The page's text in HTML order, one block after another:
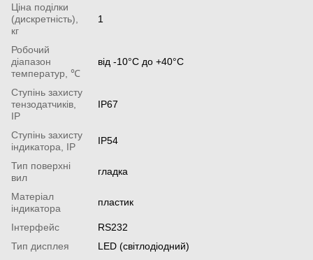
Ціна поділки
(дискретність),
кг
1
Робочий
діапазон
температур, ℃
від -10°С до +40°С
Ступінь захисту
тензодатчиків,
IP
IP67
Ступінь захисту
індикатора, IP
IP54
Тип поверхні
вил
гладка
Матеріал
індикатора
пластик
Інтерфейс
RS232
Тип дисплея
LED (світлодіодний)